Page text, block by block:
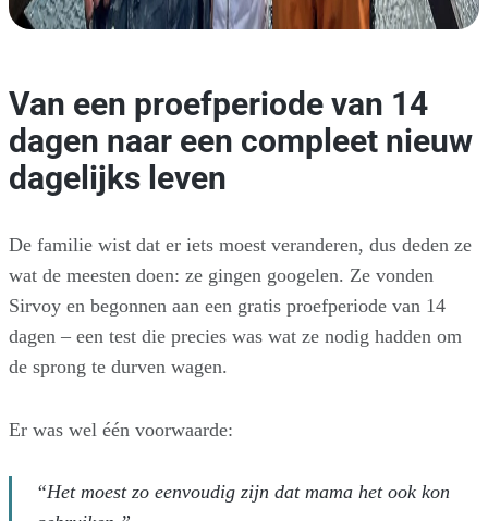
Van een proefperiode van 14
dagen naar een compleet nieuw
dagelijks leven
De familie wist dat er iets moest veranderen, dus deden ze
wat de meesten doen: ze gingen googelen. Ze vonden
Sirvoy en begonnen aan een gratis proefperiode van 14
dagen – een test die precies was wat ze nodig hadden om
de sprong te durven wagen.
Er was wel één voorwaarde:
“Het moest zo eenvoudig zijn dat mama het ook kon